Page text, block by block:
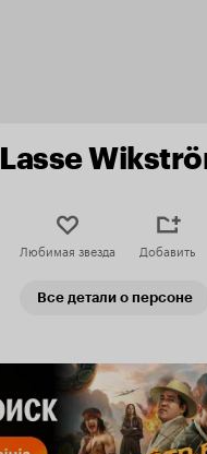
Lasse
Любимая звезда Добавить
Все детали о персоне